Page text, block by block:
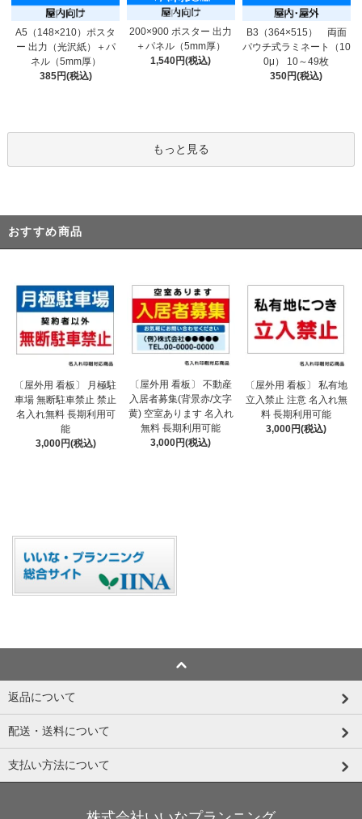
A5（148×210）ポスタ
ー 出力（光沢紙）＋パ
ネル（5mm厚）
385円(税込)
200×900 ポスター 出力
＋パネル（5mm厚）
1,540円(税込)
B3（364×515） 両面
パウチ式ラミネート（10
0μ） 10～49枚
350円(税込)
もっと見る
おすすめ商品
〔屋外用 看板〕 月極駐
車場 無断駐車禁止 禁止
名入れ無料 長期利用可
能
3,000円(税込)
〔屋外用 看板〕 不動産
入居者募集(背景赤/文字
黄) 空室あります 名入れ
無料 長期利用可能
3,000円(税込)
〔屋外用 看板〕 私有地
立入禁止 注意 名入れ無
料 長期利用可能
3,000円(税込)
返品について
配送・送料について
支払い方法について